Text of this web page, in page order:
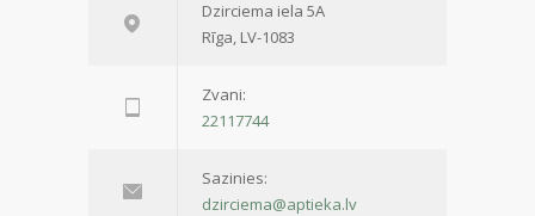
Dzirciema iela 5A
Rīga, LV-1083
Zvani:
22117744
Sazinies:
dzirciema@aptieka.lv